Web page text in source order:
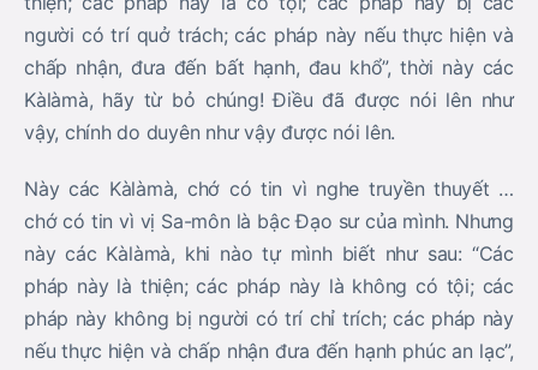
người có trí quở trách; các pháp này nếu thực hiện và
chấp nhận, đưa đến bất hạnh, đau khổ”, thời này các
Kàlàmà, hãy từ bỏ chúng! Điều đã được nói lên như
vậy, chính do duyên như vậy được nói lên.
Này các Kàlàmà, chớ có tin vì nghe truyền thuyết …
chớ có tin vì vị Sa-môn là bậc Đạo sư của mình. Nhưng
này các Kàlàmà, khi nào tự mình biết như sau: “Các
pháp này là thiện; các pháp này là không có tội; các
pháp này không bị người có trí chỉ trích; các pháp này
nếu thực hiện và chấp nhận đưa đến hạnh phúc an lạc”,